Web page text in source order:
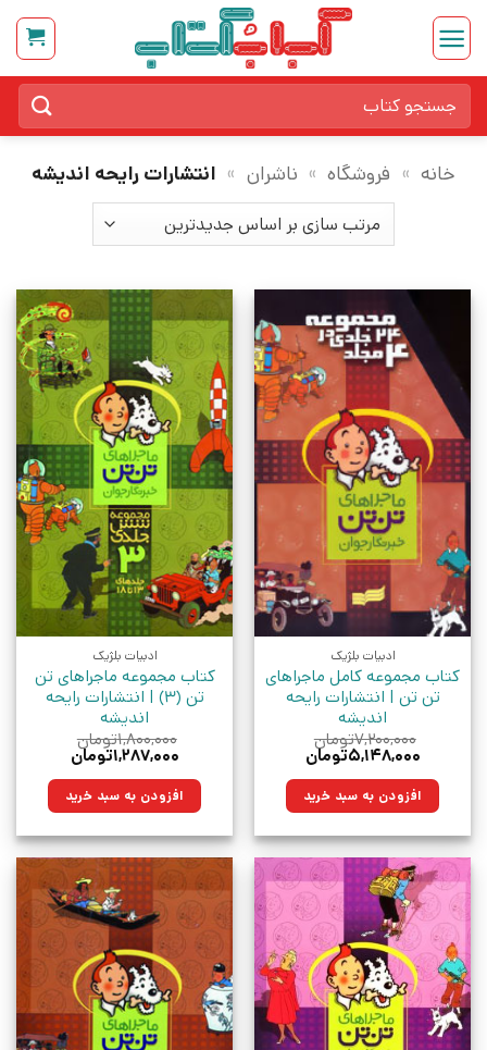
Skip
content
برای:
خانه » فروشگاه » ناشران » انتشارات رایحه اندیشه
ادبیات بلژیک
کتاب مجموعه کامل ماجراهای
تن تن | انتشارات رایحه
اندیشه
۷,۲۰۰,۰۰۰تومان
قیمت
۷,۲۰۰,۰۰۰تومان
بود.
۵,۱۴۸,۰۰۰تومان
۵,۱۴۸,۰۰۰تومان. افزودن به سبد خرید
ادبیات بلژیک
کتاب مجموعه ماجراهای تن
تن (3) | انتشارات رایحه
اندیشه
۱,۸۰۰,۰۰۰تومان
قیمت
۱,۸۰۰,۰۰۰تومان
بود.
۱,۲۸۷,۰۰۰تومان
۱,۲۸۷,۰۰۰تومان.افزودن به سبد خرید